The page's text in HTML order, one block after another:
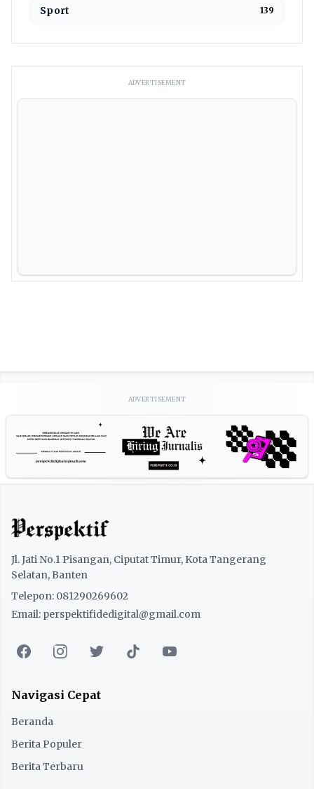
Sport 139
ADVERTISEMENT
ADVERTISEMENT
Jl. Jati No.1 Pisangan, Ciputat Timur, Kota Tangerang
Selatan, Banten
Telepon: 081290269602
Email: perspektifidedigital@gmail.com
Navigasi Cepat
Beranda
Berita Populer
Berita Terbaru